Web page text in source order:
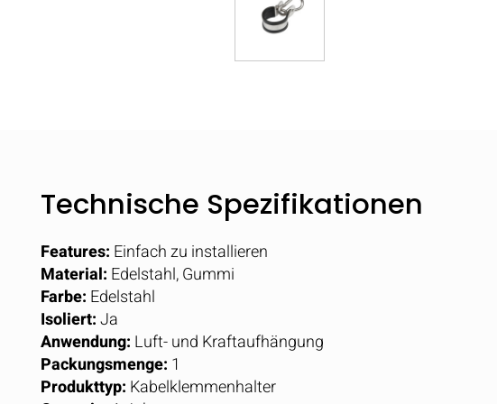
Technische Spezifikationen
Features: Einfach zu installieren
Material: Edelstahl, Gummi
Farbe: Edelstahl
Isoliert:Ja
Anwendung: Luft- und Kraftaufhängung
Packungsmenge: 1
Produkttyp: Kabelklemmenhalter